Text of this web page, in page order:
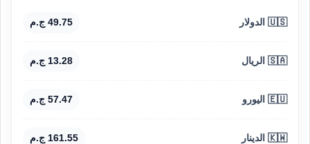
🇺🇸 الدولار 49.75 ج.م
🇸🇦 الريال 13.28 ج.م
🇪🇺 اليورو 57.47 ج.م
🇰🇼 الدينار 161.55 ج.م